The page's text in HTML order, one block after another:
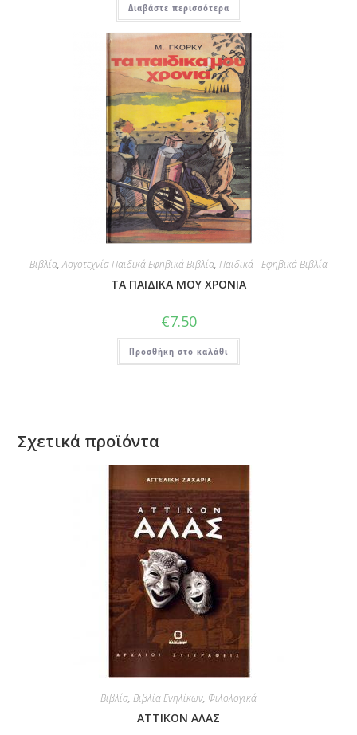
Διαβάστε περισσότερα
Βιβλία,Λογοτεχνία Παιδικά Εφηβικά Βιβλία, Παιδικά - Εφηβικά Βιβλία
ΤΑ ΠΑΙΔΙΚΑ ΜΟΥ ΧΡΟΝΙΑ
€7.50
Προσθήκη στο καλάθι
Σχετικά προϊόντα
Βιβλία, Βιβλία Ενηλίκων, Φιλολογικά
ΑΤΤΙΚΟΝ ΑΛΑΣ